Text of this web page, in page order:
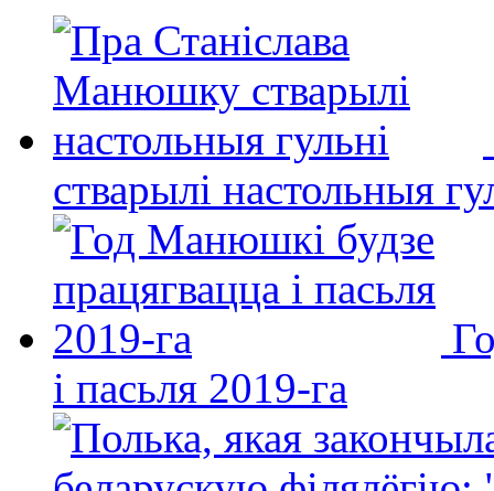
стварылі настольныя
і пасьля 2019-га